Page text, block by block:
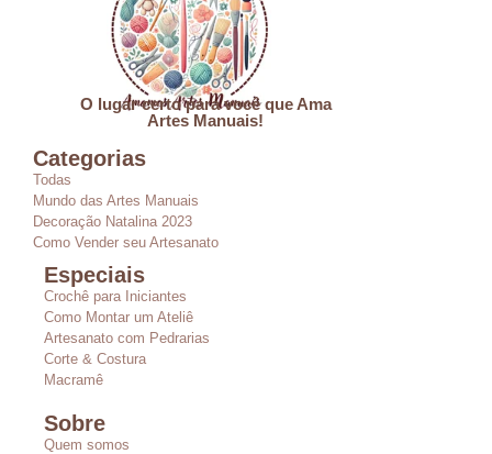
O lugar certo para você que Ama
Artes Manuais!
Categorias
Todas
Mundo das Artes Manuais
Decoração Natalina 2023
Como Vender seu Artesanato
Especiais
Crochê para Iniciantes
Como Montar um Ateliê
Artesanato com Pedrarias
Corte & Costura
Macramê
Sobre
Quem somos